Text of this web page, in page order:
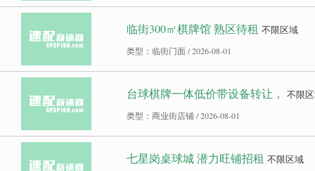
临街300㎡棋牌馆 熟区待租 不限区域
类型：临街门面 / 2026-08-01
台球棋牌一体低价带设备转让， 不限
类型：商业街店铺 / 2026-08-01
七星岗桌球城 潜力旺铺招租 不限区域